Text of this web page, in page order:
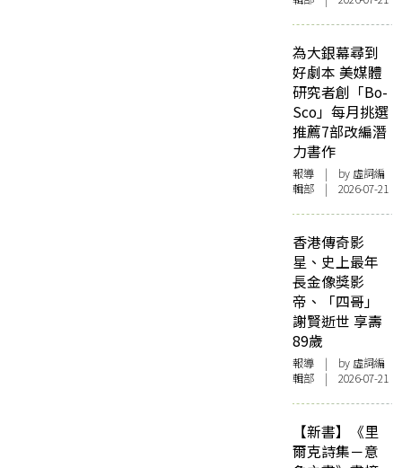
為大銀幕尋到
好劇本 美媒體
研究者創「Bo-
Sco」每月挑選
推薦7部改編潛
力書作
報導 | by 虛詞編
輯部 | 2026-07-21
香港傳奇影
星、史上最年
長金像獎影
帝、「四哥」
謝賢逝世 享壽
89歲
報導 | by 虛詞編
輯部 | 2026-07-21
【新書】《里
爾克詩集－意